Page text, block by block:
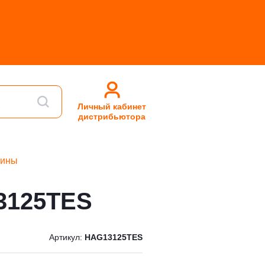
Личный кабинет
дистрибьютора
Артикул: HAG13125TES